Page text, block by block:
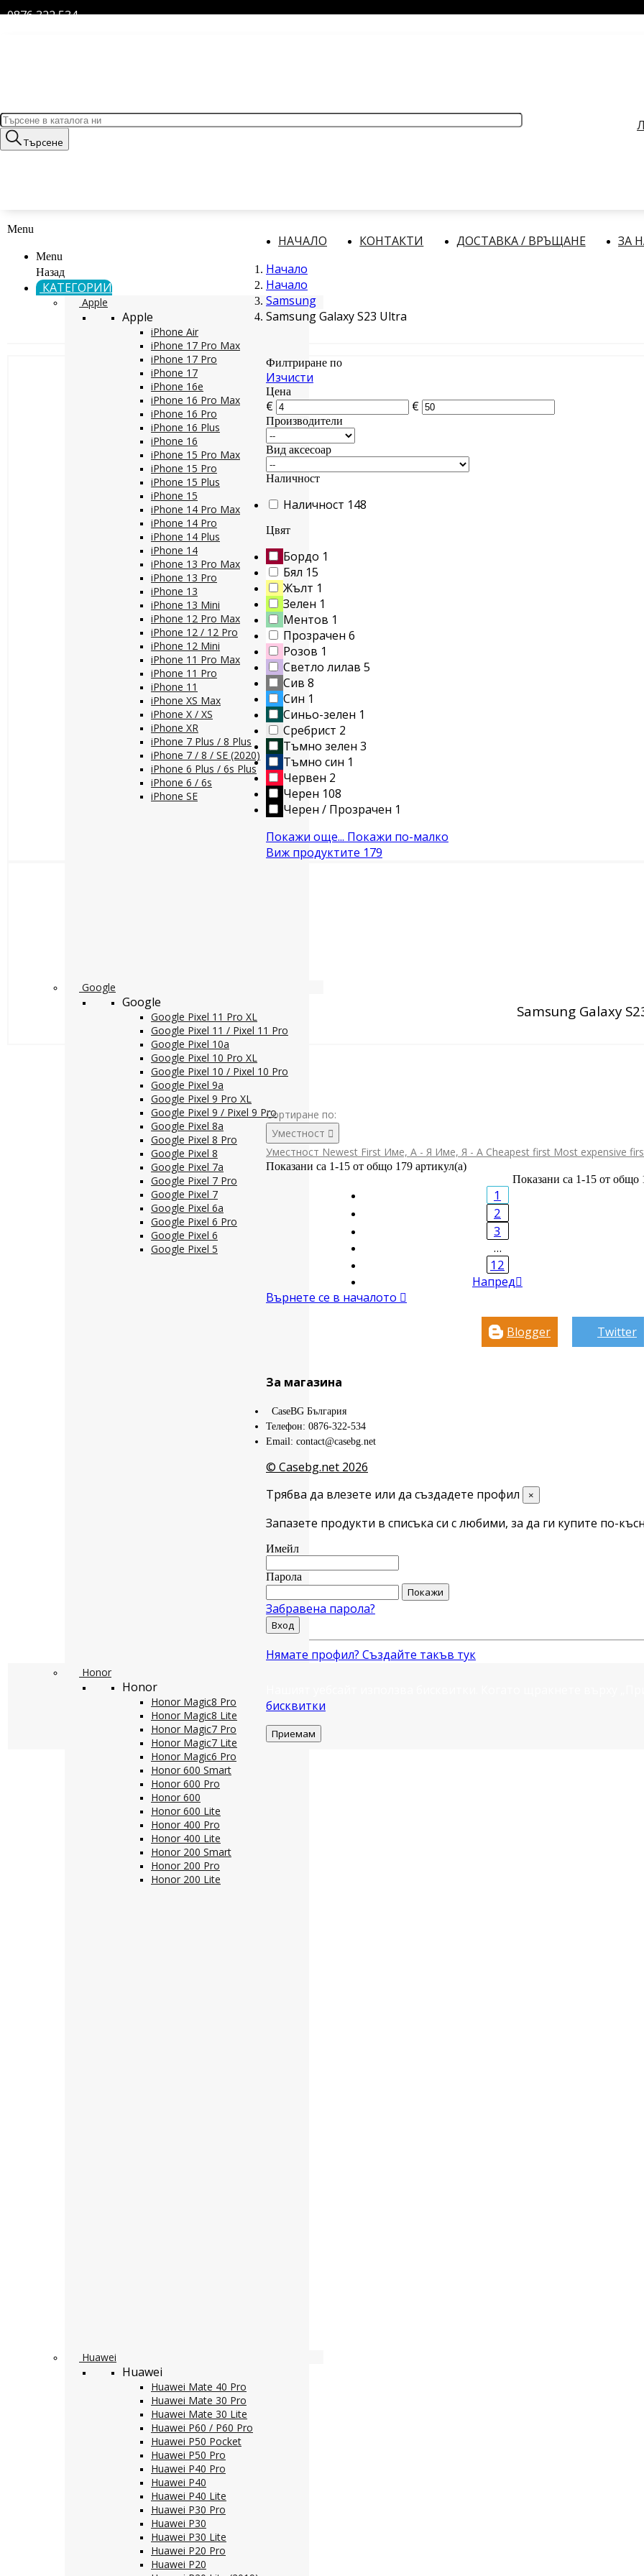
0876 322 534
Търсене
Menu
Menu
Назад
КАТЕГОРИИ
Apple
Apple
iPhone Air
iPhone 17 Pro Max
iPhone 17 Pro
iPhone 17
iPhone 16e
iPhone 16 Pro Max
iPhone 16 Pro
iPhone 16 Plus
iPhone 16
iPhone 15 Pro Max
iPhone 15 Pro
iPhone 15 Plus
iPhone 15
iPhone 14 Pro Max
iPhone 14 Pro
iPhone 14 Plus
iPhone 14
iPhone 13 Pro Max
iPhone 13 Pro
iPhone 13
iPhone 13 Mini
iPhone 12 Pro Max
iPhone 12 / 12 Pro
iPhone 12 Mini
iPhone 11 Pro Max
iPhone 11 Pro
iPhone 11
iPhone XS Max
iPhone X / XS
iPhone XR
iPhone 7 Plus / 8 Plus
iPhone 7 / 8 / SE (2020)
iPhone 6 Plus / 6s Plus
iPhone 6 / 6s
iPhone SE
Google
Google
Google Pixel 11 Pro XL
Google Pixel 11 / Pixel 11 Pro
Google Pixel 10a
Google Pixel 10 Pro XL
Google Pixel 10 / Pixel 10 Pro
Google Pixel 9a
Google Pixel 9 Pro XL
Google Pixel 9 / Pixel 9 Pro
Google Pixel 8a
Google Pixel 8 Pro
Google Pixel 8
Google Pixel 7a
Google Pixel 7 Pro
Google Pixel 7
Google Pixel 6a
Google Pixel 6 Pro
Google Pixel 6
Google Pixel 5
Honor
Honor
Honor Magic8 Pro
Honor Magic8 Lite
Honor Magic7 Pro
Honor Magic7 Lite
Honor Magic6 Pro
Honor 600 Smart
Honor 600 Pro
Honor 600
Honor 600 Lite
Honor 400 Pro
Honor 400 Lite
Honor 200 Smart
Honor 200 Pro
Honor 200 Lite
Huawei
Huawei
Huawei Mate 40 Pro
Huawei Mate 30 Pro
Huawei Mate 30 Lite
Huawei P60 / P60 Pro
Huawei P50 Pocket
Huawei P50 Pro
Huawei P40 Pro
Huawei P40
Huawei P40 Lite
Huawei P30 Pro
Huawei P30
Huawei P30 Lite
Huawei P20 Pro
Huawei P20
НАЧАЛО КОНТАКТИ ДОСТАВКА / ВРЪЩАНЕ ЗА
Начало
Начало
Samsung
Samsung Galaxy S23 Ultra
Филтриране по
Изчисти
Цена
€ €
Производители
Вид аксесоар
Наличност
Наличност 148
Цвят
Бордо 1
Бял 15
Жълт 1
Зелен 1
Ментов 1
Прозрачен 6
Розов 1
Светло лилав 5
Сив 8
Син 1
Синьо-зелен 1
Сребрист 2
Тъмно зелен 3
Тъмно син 1
Червен 2
Черен 108
Черен / Прозрачен 1
Покажи още... Покажи по-малко
Виж продуктите 179
Samsung Galaxy
Сортиране по:
Уместност 
Уместност Newest First Име, А - Я Име, Я - А Cheapest first Most expensive
Показани са 1-15 от общо 179 артикул(а)
Показани са 1-15 от общо
1
2
3
…
12
Напред
Върнете се в началото 
Blogger Twitter
За магазина
CaseBG България
Телефон: 0876-322-534
Email: contact@casebg.net
© Casebg.net 2026
Трябва да влезете или да създадете профил
×
Запазете продукти в списъка си с любими, за да ги купите по-
Имейл
Парола
Покажи
Забравена парола?
Вход
Нямате профил? Създайте такъв тук
бисквитки
Приемам